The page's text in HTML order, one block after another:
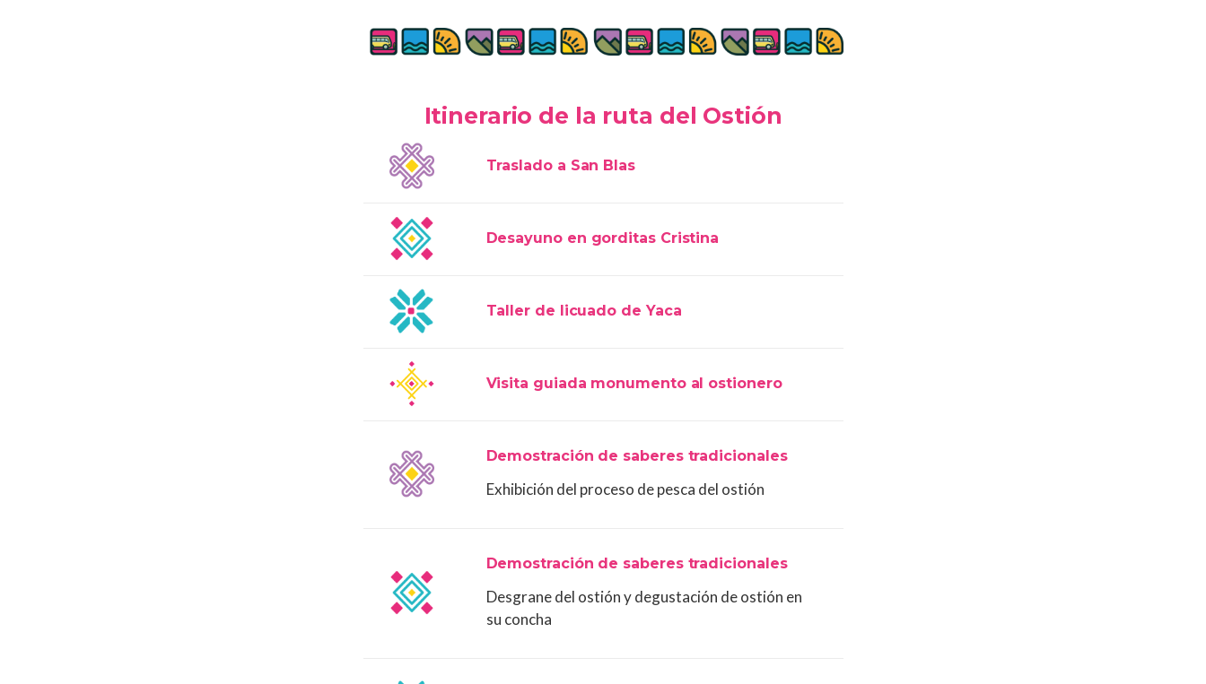
Itinerario de la ruta del Ostión
Traslado a San Blas
Desayuno en gorditas Cristina
Taller de licuado de Yaca
Visita guiada monumento al ostionero
Demostración de saberes tradicionales
Exhibición del proceso de pesca del ostión
Demostración de saberes tradicionales
Desgrane del ostión y degustación de ostión en
su concha